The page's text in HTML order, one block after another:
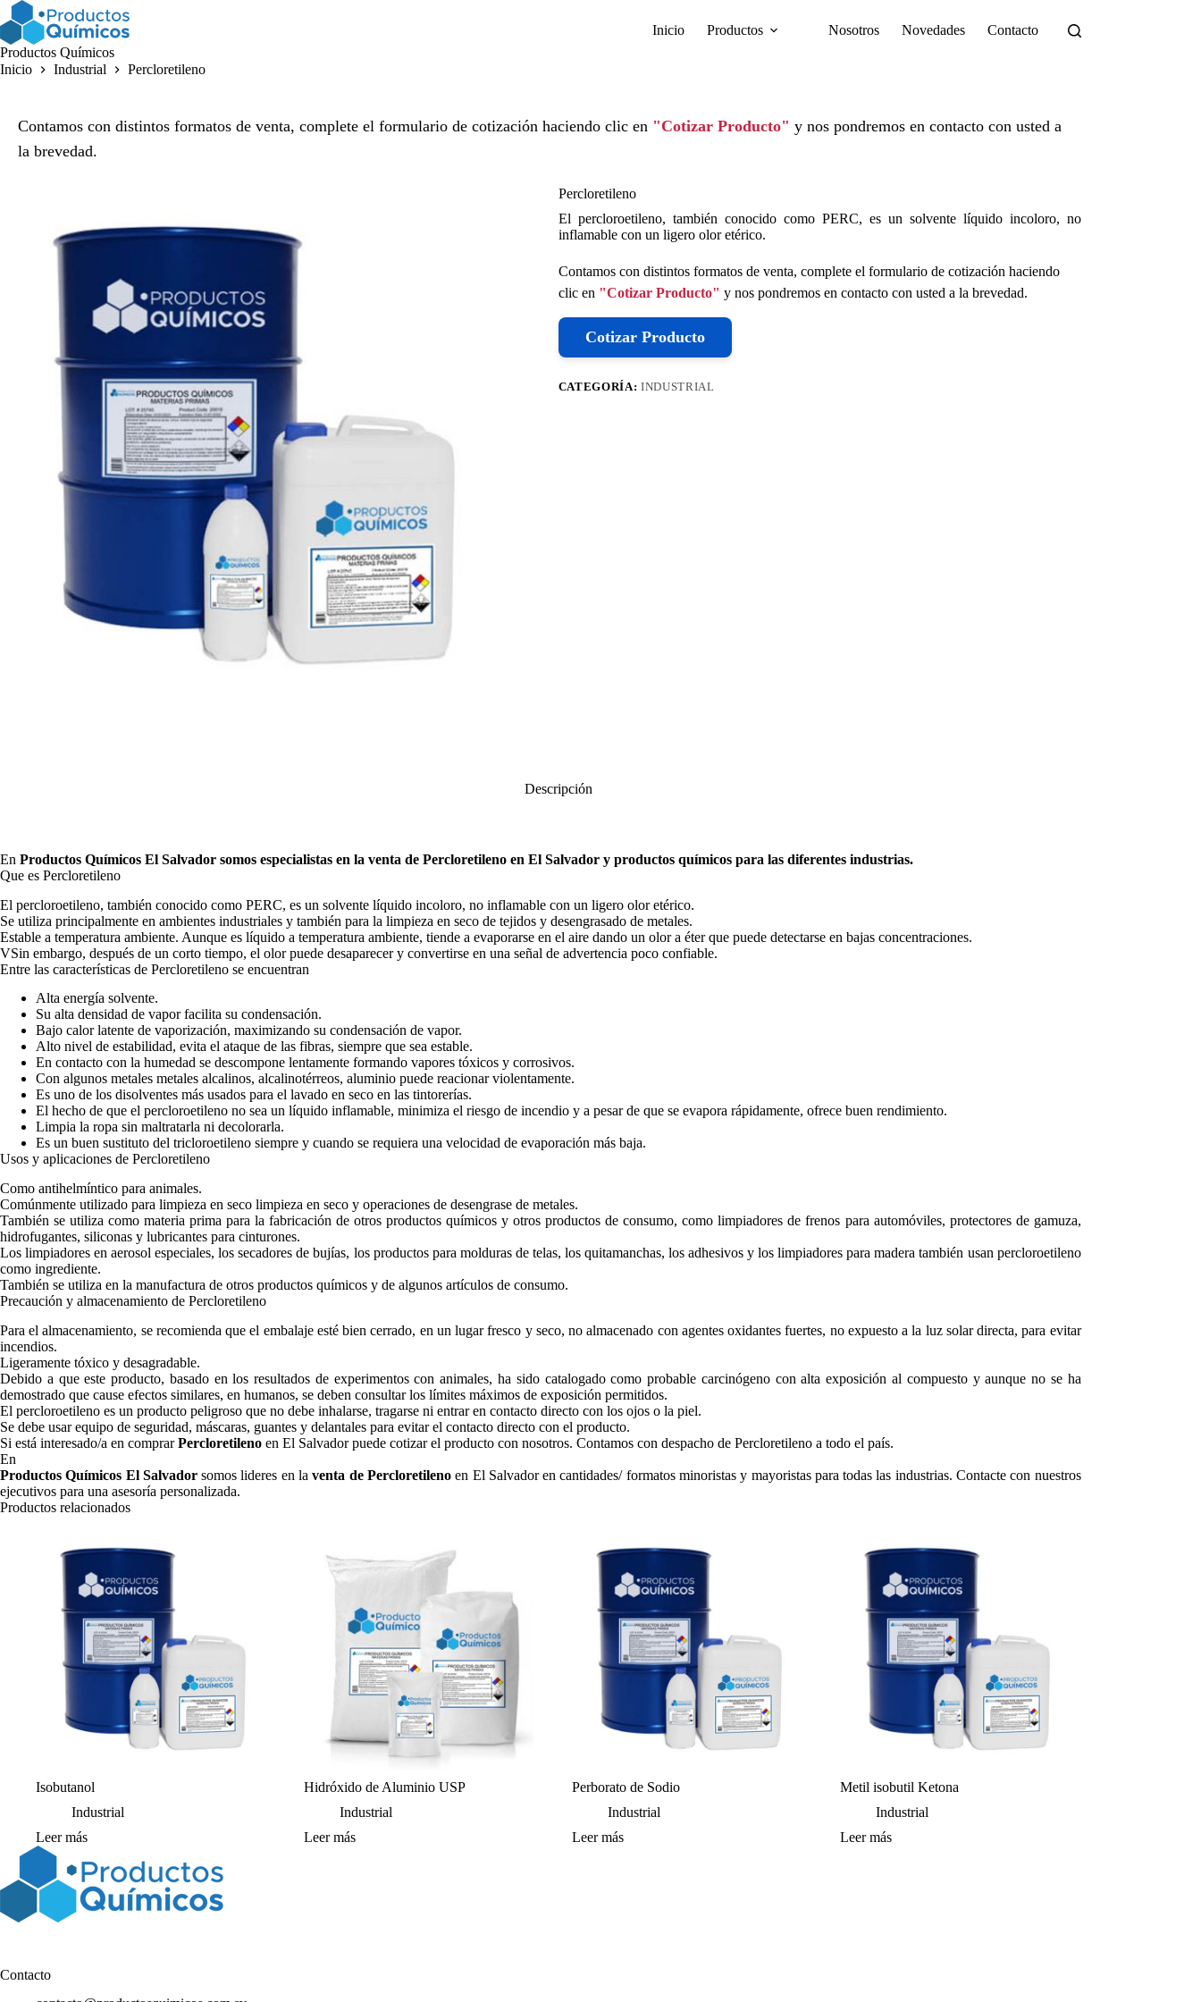
Saltar
al
contenido
Productos Químicos
Inicio Productos Nosotros Novedades Contacto
Inicio Industrial Percloretileno
Contamos con distintos formatos de venta, complete el formulario de cotización haciendo clic en "Cotizar Producto" y nos pondremos en contacto con usted a
la brevedad.
Percloretileno
El percloroetileno, también conocido como PERC, es un solvente líquido incoloro, no
inflamable con un ligero olor etérico.
Contamos con distintos formatos de venta, complete el formulario de cotización haciendo
clic en "Cotizar Producto" y nos pondremos en contacto con usted a la brevedad.
Cotizar Producto
CATEGORÍA: INDUSTRIAL
Descripción
En Productos Químicos El Salvador somos especialistas en la venta de Percloretileno en El Salvador y productos químicos para las diferentes industrias.
Que es Percloretileno
El percloroetileno, también conocido como PERC, es un solvente líquido incoloro, no inflamable con un ligero olor etérico.
Se utiliza principalmente en ambientes industriales y también para la limpieza en seco de tejidos y desengrasado de metales.
Estable a temperatura ambiente. Aunque es líquido a temperatura ambiente, tiende a evaporarse en el aire dando un olor a éter que puede detectarse en bajas concentraciones.
VSin embargo, después de un corto tiempo, el olor puede desaparecer y convertirse en una señal de advertencia poco confiable.
Entre las características de Percloretileno se encuentran
Alta energía solvente.
Su alta densidad de vapor facilita su condensación.
Bajo calor latente de vaporización, maximizando su condensación de vapor.
Alto nivel de estabilidad, evita el ataque de las fibras, siempre que sea estable.
En contacto con la humedad se descompone lentamente formando vapores tóxicos y corrosivos.
Con algunos metales metales alcalinos, alcalinotérreos, aluminio puede reacionar violentamente.
Es uno de los disolventes más usados para el lavado en seco en las tintorerías.
El hecho de que el percloroetileno no sea un líquido inflamable, minimiza el riesgo de incendio y a pesar de que se evapora rápidamente, ofrece buen rendimiento.
Limpia la ropa sin maltratarla ni decolorarla.
Es un buen sustituto del tricloroetileno siempre y cuando se requiera una velocidad de evaporación más baja.
Usos y aplicaciones de Percloretileno
Como antihelmíntico para animales.
Comúnmente utilizado para limpieza en seco limpieza en seco y operaciones de desengrase de metales.
También se utiliza como materia prima para la fabricación de otros productos químicos y otros productos de consumo, como limpiadores de frenos para automóviles, protectores de gamuza,
hidrofugantes, siliconas y lubricantes para cinturones.
Los limpiadores en aerosol especiales, los secadores de bujías, los productos para molduras de telas, los quitamanchas, los adhesivos y los limpiadores para madera también usan percloroetileno
como ingrediente.
También se utiliza en la manufactura de otros productos químicos y de algunos artículos de consumo.
Precaución y almacenamiento de Percloretileno
Para el almacenamiento, se recomienda que el embalaje esté bien cerrado, en un lugar fresco y seco, no almacenado con agentes oxidantes fuertes, no expuesto a la luz solar directa, para evitar
incendios.
Ligeramente tóxico y desagradable.
Debido a que este producto, basado en los resultados de experimentos con animales, ha sido catalogado como probable carcinógeno con alta exposición al compuesto y aunque no se ha
demostrado que cause efectos similares, en humanos, se deben consultar los límites máximos de exposición permitidos.
El percloroetileno es un producto peligroso que no debe inhalarse, tragarse ni entrar en contacto directo con los ojos o la piel.
Se debe usar equipo de seguridad, máscaras, guantes y delantales para evitar el contacto directo con el producto.
Si está interesado/a en comprarPercloretileno en El Salvador puede cotizar el producto con nosotros. Contamos con despacho de Percloretileno a todo el país.
En
Productos Químicos El Salvadorsomos lideres en laventa de Percloretilenoen El Salvador en cantidades/ formatos minoristas y mayoristas para todas las industrias. Contacte con nuestros
ejecutivos para una asesoría personalizada.
Productos relacionados
Isobutanol
Industrial
Leer más
Hidróxido de Aluminio USP
Industrial
Leer más
Perborato de Sodio
Industrial
Leer más
Metil isobutil Ketona
Industrial
Leer más
Contacto